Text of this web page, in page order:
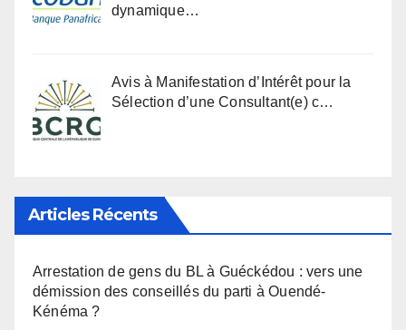
dynamique…
Avis à Manifestation d’Intérêt pour la
Sélection d’une Consultant(e) c…
Articles Récents
Arrestation de gens du BL à Guéckédou : vers une
démission des conseillés du parti à Ouendé-
Kénéma ?